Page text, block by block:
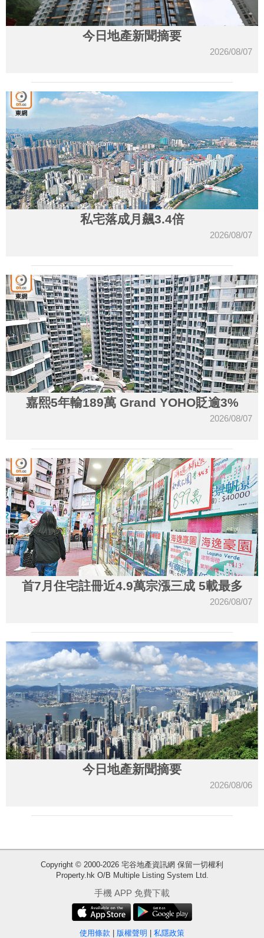
今日地產新聞摘要
2026/08/07
私宅落成月飆3.4倍
2026/08/07
嘉熙5年輸189萬 Grand YOHO貶逾3%
2026/08/07
首7月住宅註冊近4.9萬宗漲三成 5載最多
2026/08/07
今日地產新聞摘要
2026/08/06
Copyright © 2000-2026 宅谷地產資訊網 保留一切權利
Property.hk O/B Multiple Listing System Ltd.
手機 APP 免費下載
使用條款 版權聲明 私隱政策